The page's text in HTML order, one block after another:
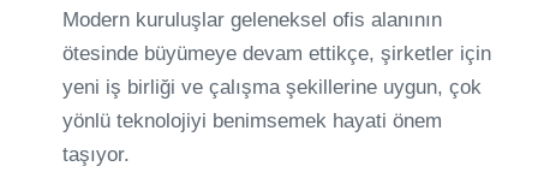
Modern kuruluşlar geleneksel ofis alanının
ötesinde büyümeye devam ettikçe, şirketler için
yeni iş birliği ve çalışma şekillerine uygun, çok
yönlü teknolojiyi benimsemek hayati önem
taşıyor.